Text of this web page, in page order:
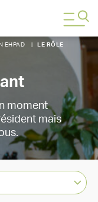
EHPAD
LE RÔLE
moment
mais